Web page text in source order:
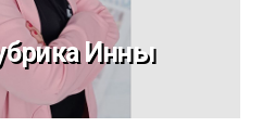
Инны